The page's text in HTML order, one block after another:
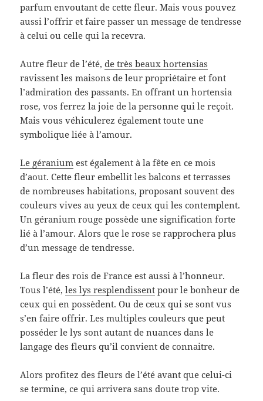
parfum envoutant de cette fleur. Mais vous pouvez
aussi l’offrir et faire passer un message de tendresse
à celui ou celle qui la recevra.
Autre fleur de l’été,de très beaux hortensias
ravissent les maisons de leur propriétaire et font
l’admiration des passants. En offrant un hortensia
rose, vos ferrez la joie de la personne qui le reçoit.
Mais vous véhiculerez également toute une
symbolique liée à l’amour.
Le géranium est également à la fête en ce mois
d’aout. Cette fleur embellit les balcons et terrasses
de nombreuses habitations, proposant souvent des
couleurs vives au yeux de ceux qui les contemplent.
Un géranium rouge possède une signification forte
lié à l’amour. Alors que le rose se rapprochera plus
d’un message de tendresse.
La fleur des rois de France est aussi à l’honneur.
Tous l’été,les lys resplendissent pour le bonheur de
ceux qui en possèdent. Ou de ceux qui se sont vus
s’en faire offrir. Les multiples couleurs que peut
posséder le lys sont autant de nuances dans le
langage des fleurs qu’il convient de connaitre.
Alors profitez des fleurs de l’été avant que celui-ci
se termine, ce qui arrivera sans doute trop vite.